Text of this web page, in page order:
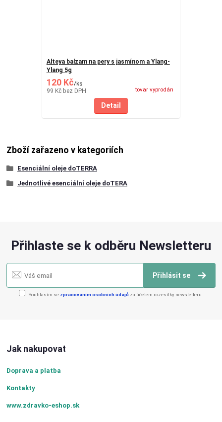
Alteya balzam na pery s jasmínom a Ylang-
Ylang 5g
120 Kč/ks
99 Kč bez DPH tovar vyprodán
Detail
Zboží zařazeno v kategoriích
Esenciální oleje doTERRA
Jednotlivé esenciální oleje doTERA
Přihlaste se k odběru Newsletteru
Přihlásit se
Souhlasím se zpracováním osobních údajů za účelem rozesílky newsletteru.
Jak nakupovat
Doprava a platba
Kontakty
www.zdravko-eshop.sk